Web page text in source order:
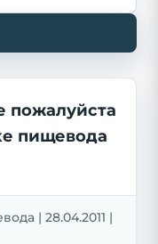
пожалуйста
пищевода
| 28.04.2011 |